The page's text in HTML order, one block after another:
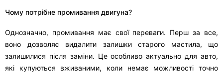
Чому потрібне промивання двигуна?
Однозначно, промивання має свої переваги. Перш за все,
воно дозволяє видалити залишки старого мастила, що
залишилися після заміни. Це особливо актуально для авто,
які купуються вживаними, коли немає можливості точно